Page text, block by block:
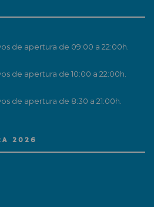
de apertura de 09:00 a 22:00h.
de apertura de 10:00 a 22:00h.
de apertura de 8:30 a 21:00h.
2026